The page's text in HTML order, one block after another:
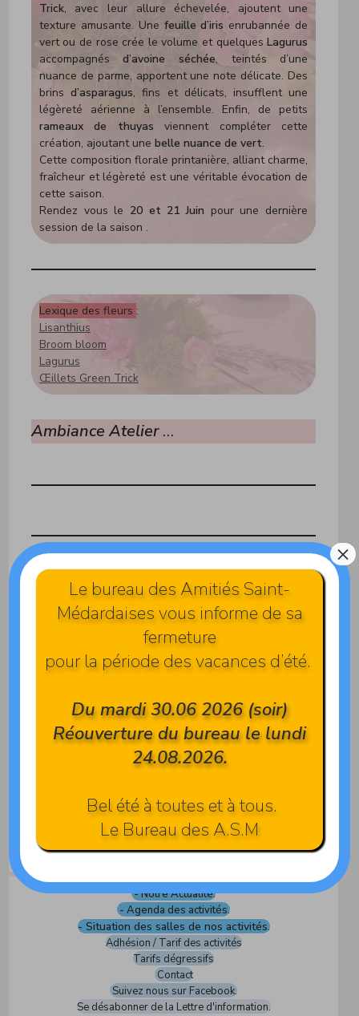
Trick, avec leur allure échevelée, ajoutent une
texture amusante. Une feuille d’iris enrubannée de
vert ou de rose crée le volume et quelquesLagurus
accompagnésd’avoine séchée, teintés d’une
nuance de parme, apportent une note délicate. Des
brinsd’asparagus, fins et délicats, insufflent une
légèreté aérienne à l’ensemble. Enfin, de petits
rameaux de thuyasviennent compléter cette
création, ajoutant une belle nuance de vert.
Cette composition florale printanière, alliant charme,
fraîcheur et légèreté est une véritable évocation de
cette saison.
Rendez vous le 20 et 21 Juin pour une dernière
session de la saison .
Lexique des fleurs :
Lisanthius
Broom bloom
Lagurus
Œillets Green Trick
Ambiance Atelier…
Crédit photos / texte : Pierrette V. Eric V.
Mise en page : Eric V.
Nous vous invitons à parcourir les rubriques ...
- Notre Actualité.
- Agenda des activités.
- Situation des salles de nos activités.
Adhésion / Tarif des activités
Tarifs dégressifs
Contact
Suivez nous sur Facebook.
Se désabonner de la Lettre d'information.
Le bureau des Amitiés Saint-
Médardaises vous informe de sa
fermeture
pour la période des vacances d’été.
Du mardi 30.06 2026 (soir)
Réouverture du bureau le lundi
24.08.2026.
Bel été à toutes et à tous.
Le Bureau des A.S.M
×